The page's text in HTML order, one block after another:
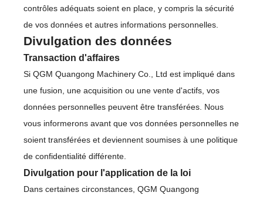
contrôles adéquats soient en place, y compris la sécurité
de vos données et autres informations personnelles.
Divulgation des données
Transaction d'affaires
Si QGM Quangong Machinery Co., Ltd est impliqué dans
une fusion, une acquisition ou une vente d'actifs, vos
données personnelles peuvent être transférées. Nous
vous informerons avant que vos données personnelles ne
soient transférées et deviennent soumises à une politique
de confidentialité différente.
Divulgation pour l'application de la loi
Dans certaines circonstances, QGM Quangong